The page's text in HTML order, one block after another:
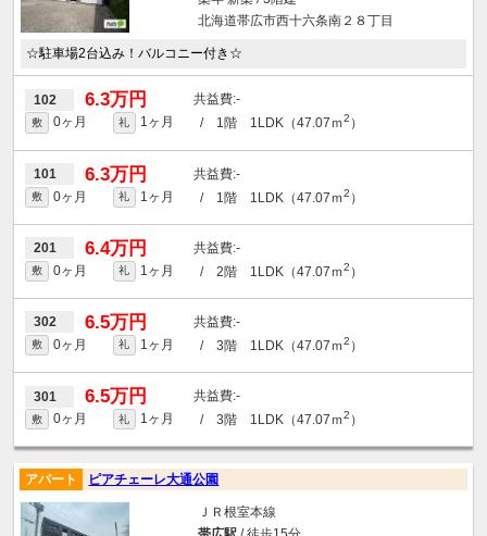
北海道帯広市西十六条南２８丁目
☆駐車場2台込み！バルコニー付き☆
102 6.3万円 -
敷 0ヶ月 礼 1ヶ月 / 1階 1LDK（47.07ｍ2 ）
101 6.3万円 -
敷 0ヶ月 礼 1ヶ月 / 1階 1LDK（47.07ｍ2 ）
201 6.4万円 -
敷 0ヶ月 礼 1ヶ月 / 2階 1LDK（47.07ｍ2 ）
302 6.5万円 -
敷 0ヶ月 礼 1ヶ月 / 3階 1LDK（47.07ｍ2 ）
301 6.5万円 -
敷 0ヶ月 礼 1ヶ月 / 3階 1LDK（47.07ｍ2 ）
アパート ピアチェーレ大通公園
ＪＲ根室本線